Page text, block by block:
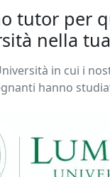
esami, posso
garantire il tuo
tutor per
nella
in cui i
hanno